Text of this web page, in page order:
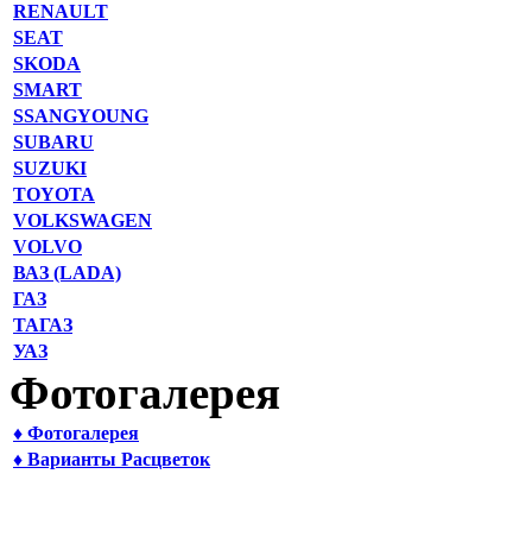
RENAULT
SEAT
SKODA
SMART
SSANGYOUNG
SUBARU
SUZUKI
TOYOTA
VOLKSWAGEN
VOLVO
ВАЗ (LADA)
ГАЗ
ТАГАЗ
УАЗ
Фотогалерея
♦ Фотогалерея
♦ Варианты Расцветок